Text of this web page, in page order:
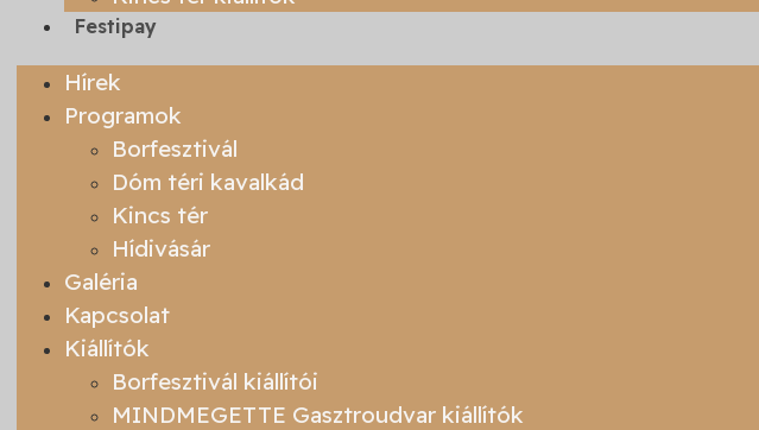
Festipay
Hírek
Programok
Borfesztivál
Dóm téri kavalkád
Kincs tér
Hídivásár
Galéria
Kapcsolat
Kiállítók
Borfesztivál kiállítói
MINDMEGETTE Gasztroudvar kiállítók